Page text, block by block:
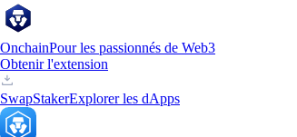
OnchainPour les passionnés de Web3
Obtenir l'extension
SwapStakerExplorer les dApps